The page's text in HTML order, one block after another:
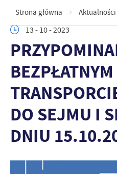
Strona główna Aktualności
13 - 10 - 2023
BEZPŁATNYM
DO SEJMU I
DNIU